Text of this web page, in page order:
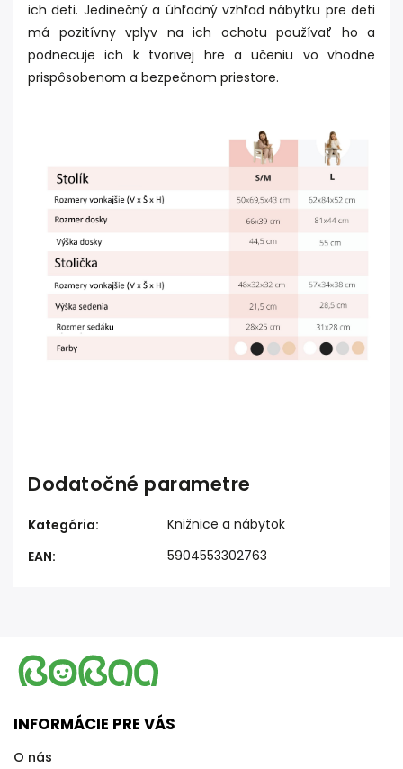
ich deti. Jedinečný a úhľadný vzhľad nábytku pre deti
má pozitívny vplyv na ich ochotu používať ho a
podnecuje ich k tvorivej hre a učeniu vo vhodne
prispôsobenom a bezpečnom priestore.
Dodatočné parametre
Kategória:
Knižnice a nábytok
EAN: 5904553302763
INFORMÁCIE PRE VÁS
O nás